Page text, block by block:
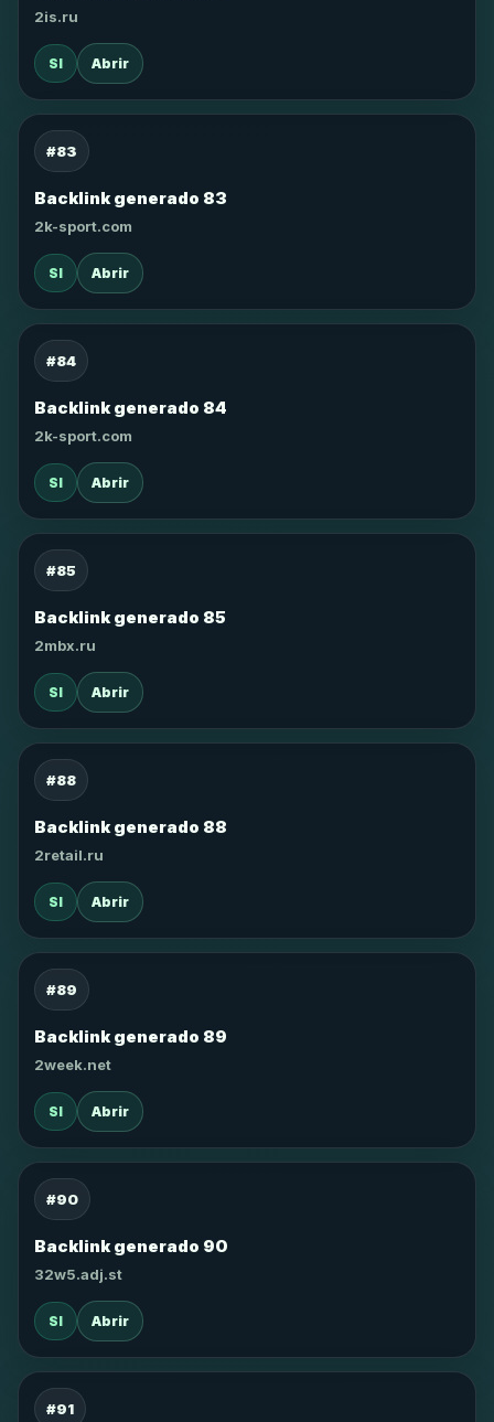
2is.ru
SI Abrir
#83
Backlink generado 83
2k-sport.com
SI Abrir
#84
Backlink generado 84
2k-sport.com
SI Abrir
#85
Backlink generado 85
2mbx.ru
SI Abrir
#88
Backlink generado 88
2retail.ru
SI Abrir
#89
Backlink generado 89
2week.net
SI Abrir
#90
Backlink generado 90
32w5.adj.st
SI Abrir
#91